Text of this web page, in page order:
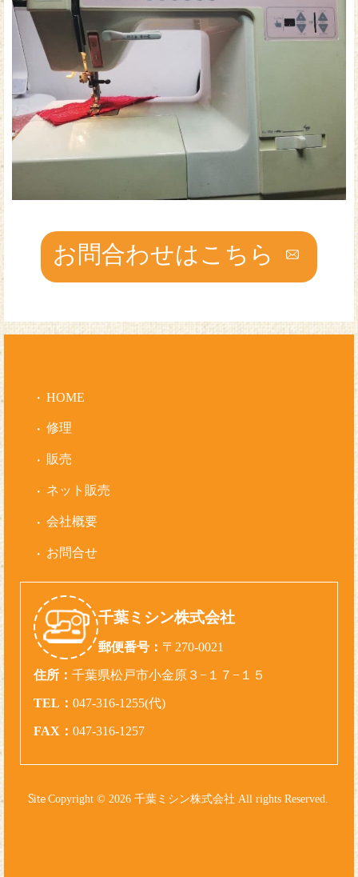
お問合わせはこちら
HOME
修理
販売
ネット販売
会社概要
お問合せ
千葉ミシン株式会社
郵便番号： 〒270-0021
住所： 千葉県松戸市小金原３−１７−１５
TEL： 047-316-1255(代)
FAX： 047-316-1257
Copyright © 2026 千葉ミシン株式会社 All rights Reserved.